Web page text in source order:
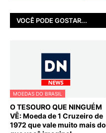
VOCÊ PODE GOSTAR...
MOEDAS DO BRASIL
O TESOURO QUE NINGUÉM
VÊ: Moeda de 1 Cruzeiro de
1972 que vale muito mais do